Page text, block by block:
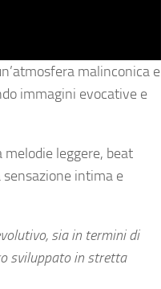
malinconica e
immagini evocative e
leggere, beat
intima e
sia in termini di
sviluppato in stretta